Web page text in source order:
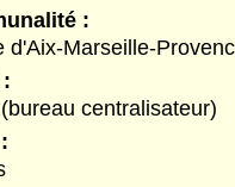
:
d'Aix-Marseille-
centralisateur)